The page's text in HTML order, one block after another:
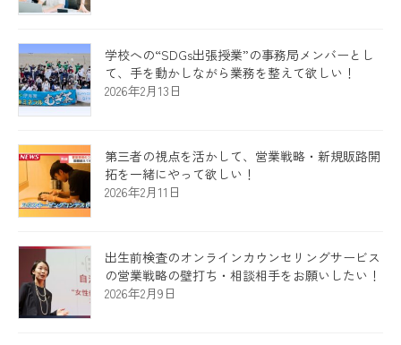
学校への“SDGs出張授業”の事務局メンバーとし
て、手を動かしながら業務を整えて欲しい！
2026年2月13日
第三者の視点を活かして、営業戦略・新規販路開
拓を一緒にやって欲しい！
2026年2月11日
出生前検査のオンラインカウンセリングサービス
の営業戦略の壁打ち・相談相手をお願いしたい！
2026年2月9日